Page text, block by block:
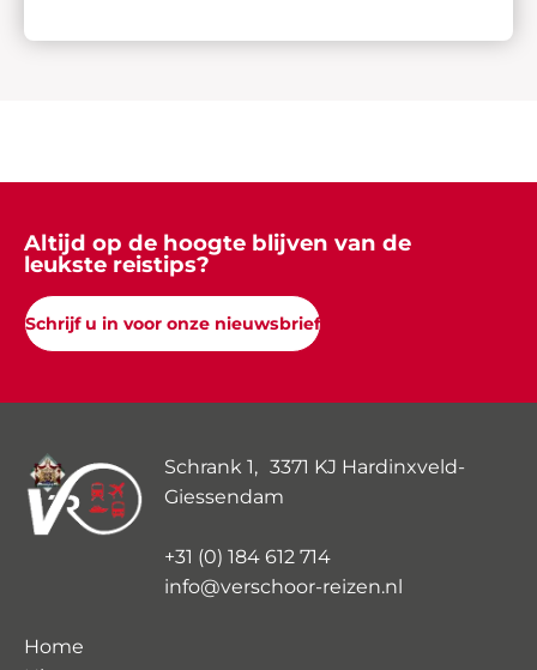
Altijd op de hoogte blijven van de
leukste reistips?
Schrijf u in voor onze nieuwsbrief
Schrank 1, 3371 KJ Hardinxveld-
Giessendam
+31 (0) 184 612 714
info@verschoor-reizen.nl
Home